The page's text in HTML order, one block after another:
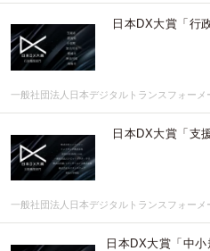
日本DX大賞「行
一般社団法人日本デジタルトランスフォーメ
日本DX大賞「支
一般社団法人日本デジタルトランスフォーメ
日本DX大賞「中